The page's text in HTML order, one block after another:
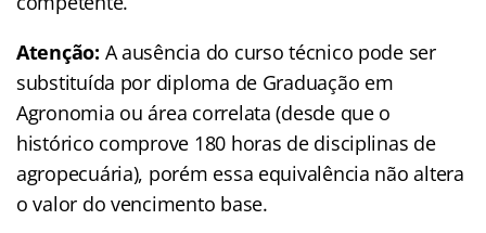
Atenção: A ausência do curso técnico pode ser
substituída por diploma de Graduação em
Agronomia ou área correlata (desde que o
histórico comprove 180 horas de disciplinas de
agropecuária), porém essa equivalência não altera
o valor do vencimento base.